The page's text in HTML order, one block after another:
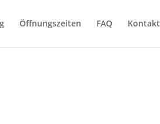
Öffnungszeiten FAQ Kontakt